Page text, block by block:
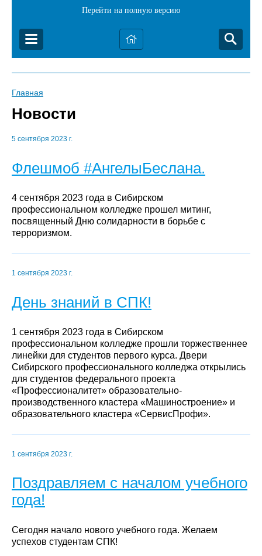
Перейти на полную версию
Главная
Новости
5 сентября 2023 г.
Флешмоб #АнгелыБеслана.
4 сентября 2023 года в Сибирском
профессиональном колледже прошел митинг,
посвященный Дню солидарности в борьбе с
терроризмом.
1 сентября 2023 г.
День знаний в СПК!
1 сентября 2023 года в Сибирском
профессиональном колледже прошли торжественнее
линейки для студентов первого курса. Двери
Сибирского профессионального колледжа открылись
для студентов федерального проекта
«Профессионалитет» образовательно-
производственного кластера «Машиностроение» и
образовательного кластера «СервисПрофи».
1 сентября 2023 г.
Поздравляем с началом учебного
года!
Сегодня начало нового учебного года. Желаем
успехов студентам СПК!